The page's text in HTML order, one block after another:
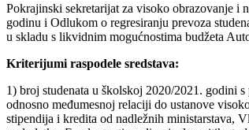
Pokrajinski sekretarijat za visoko obrazovanje i
godinu i Odlukom o regresiranju prevoza
u skladu s likvidnim mogućnostima budžeta
Kriterijumi raspodele sredstava:
1) broj studenata u školskoj 2020/2021. godini
odnosno međumesnoj relaciji do ustanove
stipendija i kredita od nadležnih ministarstava,